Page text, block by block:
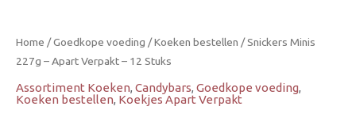
Home /Goedkope voeding /Koeken bestellen / Snickers Minis
227g – Apart Verpakt – 12 Stuks
Assortiment Koeken, Candybars, Goedkope voeding,
Koeken bestellen, Koekjes Apart Verpakt